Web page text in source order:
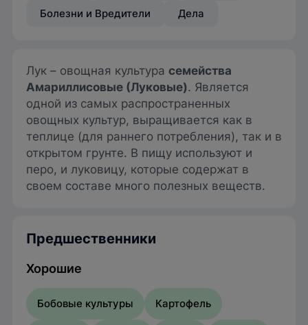
Болезни и Вредители
Дела
Лук – овощная культура семейства
Амариллисовые (Луковые). Является
одной из самых распространенных
овощных культур, выращивается как в
теплице (для раннего потребления), так и в
открытом грунте. В пищу используют и
перо, и луковицу, которые содержат в
своем составе много полезных веществ.
Предшественники
Хорошие
Бобовые культуры Картофель